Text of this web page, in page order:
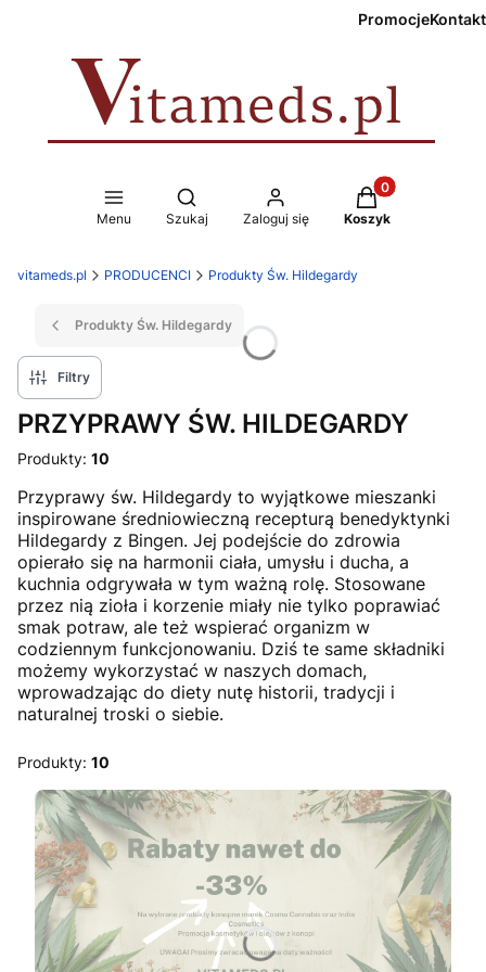
PromocjeKontakt
Menu
Otwórz wyszukiwarkę
Szukaj Zaloguj się
Produkty w
Koszyk
vitameds.pl PRODUCENCI Produkty Św. Hildegardy
Produkty Św. Hildegardy
Filtry
PRZYPRAWY ŚW. HILDEGARDY
Produkty: 10
Przyprawy św. Hildegardy to wyjątkowe mieszanki
inspirowane średniowieczną recepturą benedyktynki
Hildegardy z Bingen. Jej podejście do zdrowia
opierało się na harmonii ciała, umysłu i ducha, a
kuchnia odgrywała w tym ważną rolę. Stosowane
przez nią zioła i korzenie miały nie tylko poprawiać
smak potraw, ale też wspierać organizm w
codziennym funkcjonowaniu. Dziś te same składniki
możemy wykorzystać w naszych domach,
wprowadzając do diety nutę historii, tradycji i
naturalnej troski o siebie.
Produkty: 10